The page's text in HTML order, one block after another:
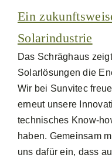
Ein
Solarindustrie
Das Schräghaus
Solarlösungen die
Wir bei Sunvitec
erneut unsere
technisches Know-
haben. Gemeinsam
uns dafür ein, dass